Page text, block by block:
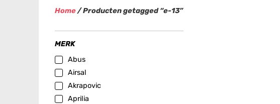
Home/ Producten getagged “e-13”
MERK
Abus
Airsal
Akrapovic
Aprilia